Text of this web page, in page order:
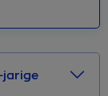
jarige